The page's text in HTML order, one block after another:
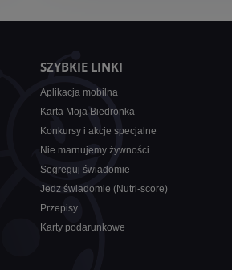
SZYBKIE LINKI
Aplikacja mobilna
Karta Moja Biedronka
Konkursy i akcje specjalne
Nie marnujemy żywności
Segreguj świadomie
Jedz świadomie (Nutri-score)
Przepisy
Karty podarunkowe